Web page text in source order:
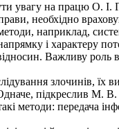
увагу на працю О.
необхідно
наприклад,
і характеру
Важливу роль
злочинів,
підкреслив М.
методи: передача